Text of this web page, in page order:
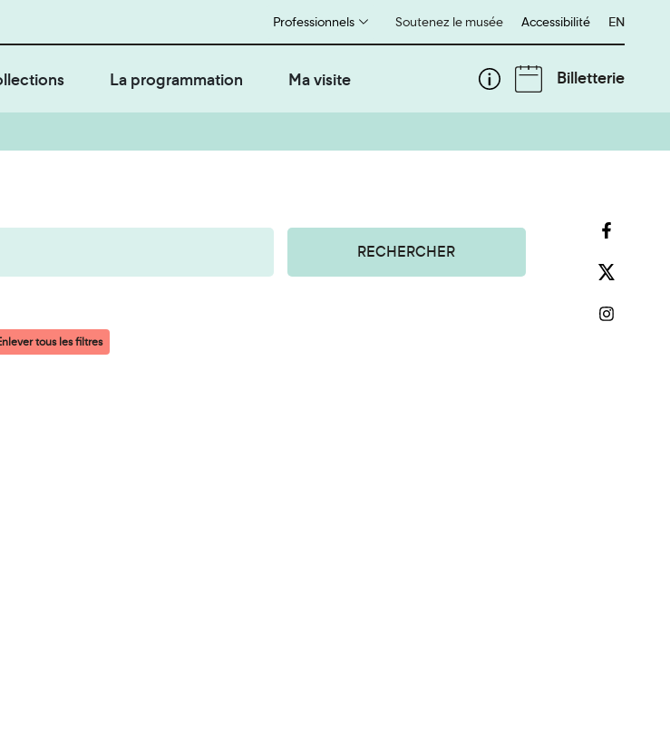
Soutenez le musée
Professionnels Accessibilité English
EN
La programmation Ma visite Billetterie
RECHERCHER
tous les filtres